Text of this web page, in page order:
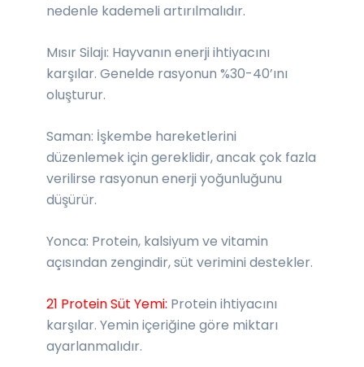
nedenle kademeli artırılmalıdır.
Mısır Silajı: Hayvanın enerji ihtiyacını
karşılar. Genelde rasyonun %30-40’ını
oluşturur.
Saman: İşkembe hareketlerini
düzenlemek için gereklidir, ancak çok fazla
verilirse rasyonun enerji yoğunluğunu
düşürür.
Yonca: Protein, kalsiyum ve vitamin
açısından zengindir, süt verimini destekler.
21 Protein Süt Yemi: Protein ihtiyacını
karşılar. Yemin içeriğine göre miktarı
ayarlanmalıdır.